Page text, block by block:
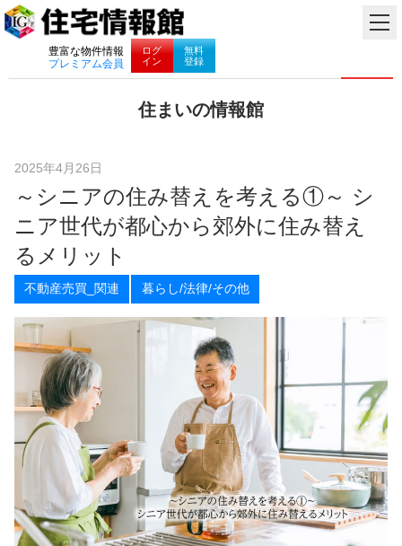
豊富な物件情報
プレミアム会員
ログ
イン
無料
登録
ナビゲーション
住まいの情報館
い
暮
し
に
役
立
情
を
け
し
す
！
2025年4月26日
～シニアの住み替えを考える①～ シ
ニア世代が都心から郊外に住み替え
るメリット
不動産売買_関連 暮らし/法律/その他